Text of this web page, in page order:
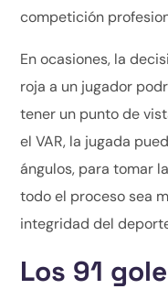
competición
En ocasiones, la
roja a un jugador
tener un punto de
el VAR, la jugada
ángulos, para tomar
todo el proceso sea
integridad del
Los 91